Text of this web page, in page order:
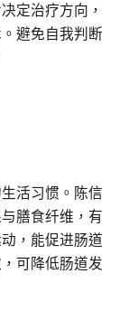
定治疗方向，
避免自我判断
活习惯。陈信
膳食纤维，有
，能促进肠道
可降低肠道发